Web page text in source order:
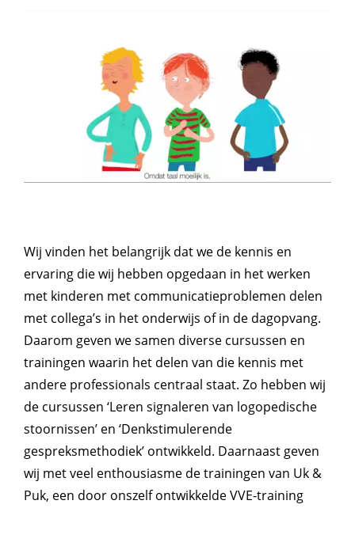
Wij vinden het belangrijk dat we de kennis en
ervaring die wij hebben opgedaan in het werken
met kinderen met communicatieproblemen delen
met collega’s in het onderwijs of in de dagopvang.
Daarom geven we samen diverse cursussen en
trainingen waarin het delen van die kennis met
andere professionals centraal staat. Zo hebben wij
de cursussen ‘Leren signaleren van logopedische
stoornissen’ en ‘Denkstimulerende
gespreksmethodiek’ ontwikkeld. Daarnaast geven
wij met veel enthousiasme de trainingen van Uk &
Puk, een door onszelf ontwikkelde VVE-training